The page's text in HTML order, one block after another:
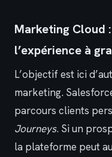
Marketing Cloud
l’expérience à
L’objectif est ici
marketing.
parcours clients
Journeys. Si un
la plateforme peut